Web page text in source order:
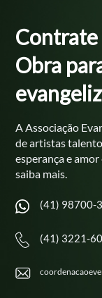
Contrate
Obra
A Associação
deartistas
esperança eamor
saiba mais.
(41) 98700-
(41) 3221-